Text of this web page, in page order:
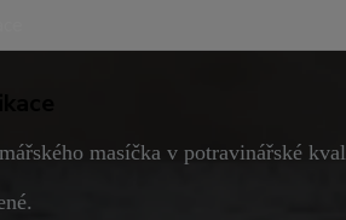
masíčka v potravinářské